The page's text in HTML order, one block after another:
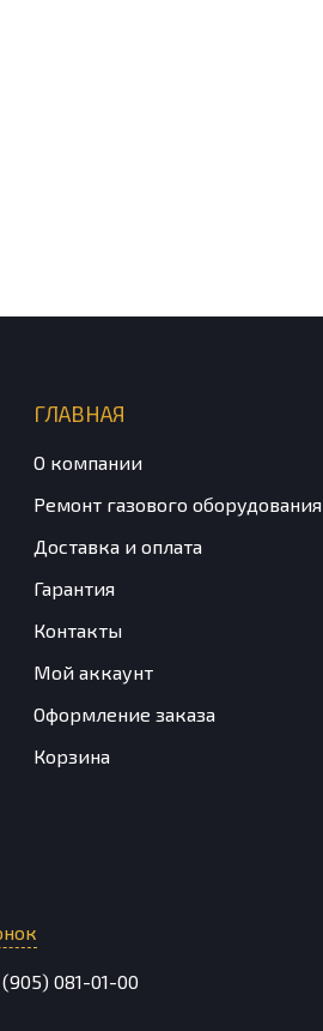
ГЛАВНАЯ
О компании
Ремонт газового оборудования
Доставка и оплата
Гарантия
Контакты
Мой аккаунт
Оформление заказа
Корзина
081-01-00